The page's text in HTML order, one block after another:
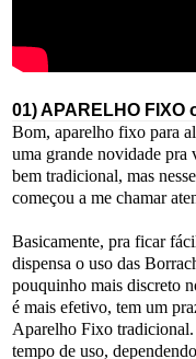
01) APARELHO FIXO
Bom, aparelho fixo para
uma grande novidade pra
bem tradicional, mas
começou a me chamar
Basicamente, pra ficar
dispensa o uso das
pouquinho mais discreto
é mais efetivo, tem um
Aparelho Fixo tradicional.
tempo de uso,